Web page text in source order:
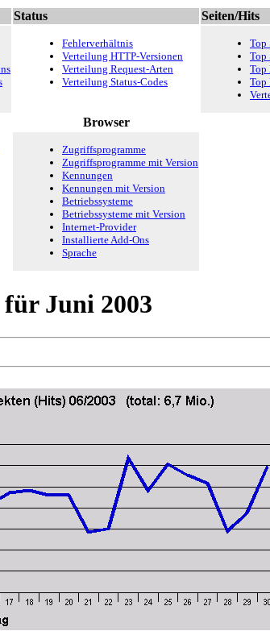
Status Seiten/Hits
Fehlerverhältnis
Verteilung HTTP-Versionen
Verteilung Request-Arten
Verteilung Status-Codes
Top
Top
Top
Top
Browser
Zugriffsprogramme
Zugriffsprogramme mit Version
Kennungen
Kennungen mit Version
Betriebssysteme
Betriebssysteme mit Version
Internet-Provider
Installierte Add-Ons
Sprache
Juni 2003